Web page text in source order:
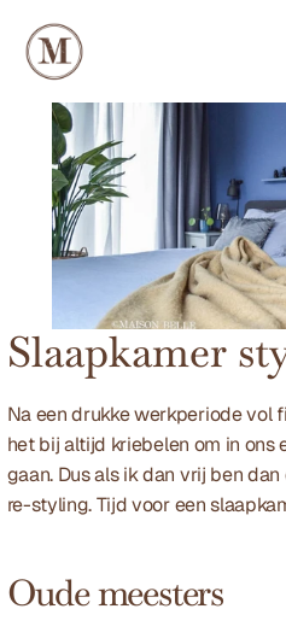
Slaapkamer
Na een drukke werkperiode vol
het bij altijd kriebelen om in ons
gaan. Dus als ik dan vrij ben
re-styling. Tijd voor een
Oude meesters